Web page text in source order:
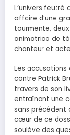
L’univers feutré
affaire d’une
tourmente,
animatrice de
chanteur et
Les accusations
contre Patrick
travers de son
entraînant une
sans précédent
cœur de ce
soulève des